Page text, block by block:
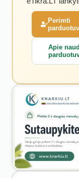
Perimti
Apie